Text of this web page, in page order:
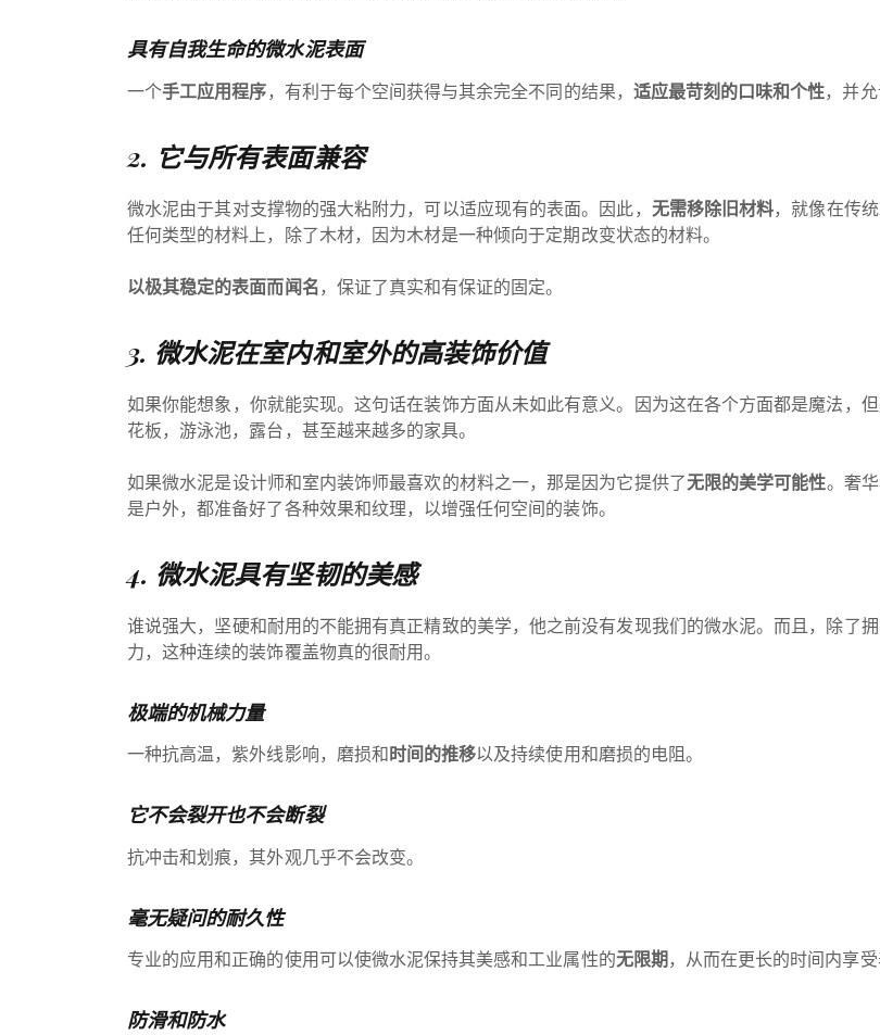
具有自我生命的微水泥表面
一个手工应用程序 ，有利于每个空间获得与其余完全不同的结果， 适应最苛刻的口味和个性，并
2. 它与所有表面兼容
微水泥由于其对支撑物的强大粘附力，可以适应现有的表面。因此， 无需移除旧材料，就像在传
任何类型的材料上，除了木材，因为木材是一种倾向于定期改变状态的材料。
以极其稳定的表面而闻名 ，保证了真实和有保证的固定。
3. 微水泥在室内和室外的高装饰价值
如果你能想象，你就能实现。这句话在装饰方面从未如此有意义。因为这在各个方面都是魔法，
花板，游泳池，露台，甚至越来越多的家具。
如果微水泥是设计师和室内装饰师最喜欢的材料之一，那是因为它提供了无限的美学可能性。奢
是户外，都准备好了各种效果和纹理，以增强任何空间的装饰。
4. 微水泥具有坚韧的美感
谁说强大，坚硬和耐用的不能拥有真正精致的美学，他之前没有发现我们的微水泥。而且，除了
力，这种连续的装饰覆盖物真的很耐用。
极端的机械力量
一种抗高温，紫外线影响，磨损和时间的推移以及持续使用和磨损的电阻。
它不会裂开也不会断裂
抗冲击和划痕，其外观几乎不会改变。
毫无疑问的耐久性
专业的应用和正确的使用可以使微水泥保持其美感和工业属性的无限期 ，从而在更长的时间内享受
防滑和防水